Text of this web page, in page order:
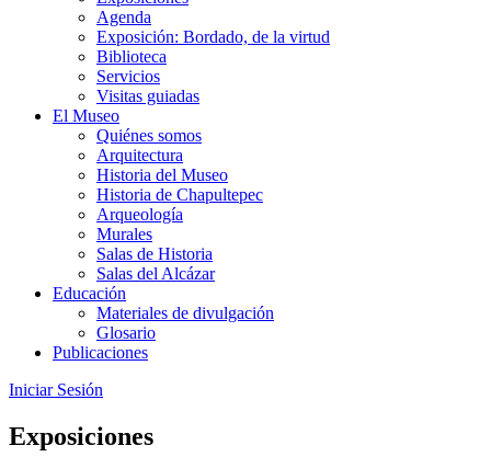
Agenda
Exposición: Bordado, de la virtud
Biblioteca
Servicios
Visitas guiadas
El Museo
Quiénes somos
Arquitectura
Historia del Museo
Historia de Chapultepec
Arqueología
Murales
Salas de Historia
Salas del Alcázar
Educación
Materiales de divulgación
Glosario
Publicaciones
Iniciar Sesión
Exposiciones